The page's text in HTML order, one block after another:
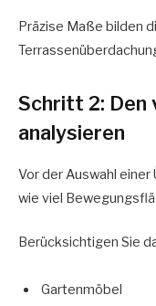
Präzise Maße bilden
Schritt 2: Den
analysieren
Vor der Auswahl
wie viel
Berücksichtigen Sie
Gartenmöbel